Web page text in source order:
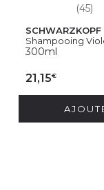
(45)
SCHWARZKOPF
Shampooing
300ml
21,15€